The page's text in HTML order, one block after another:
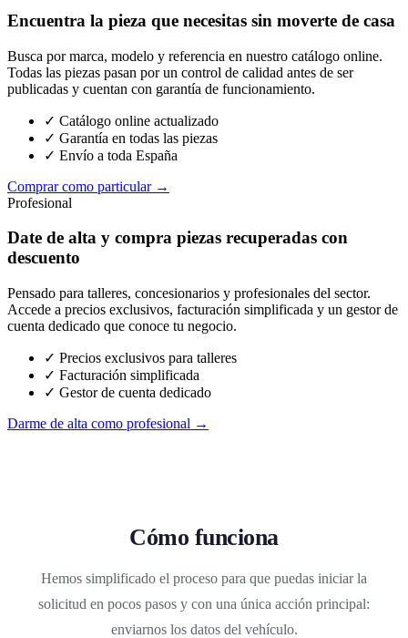
Encuentra la pieza que necesitas sin moverte de casa
Busca por marca, modelo y referencia en nuestro catálogo online.
Todas las piezas pasan por un control de calidad antes de ser
publicadas y cuentan con garantía de funcionamiento.
✓ Catálogo online actualizado
✓ Garantía en todas las piezas
✓ Envío a toda España
Comprar como particular →
Profesional
Date de alta y compra piezas recuperadas con
descuento
Pensado para talleres, concesionarios y profesionales del sector.
Accede a precios exclusivos, facturación simplificada y un gestor de
cuenta dedicado que conoce tu negocio.
✓ Precios exclusivos para talleres
✓ Facturación simplificada
✓ Gestor de cuenta dedicado
Darme de alta como profesional →
Cómo funciona
Hemos simplificado el proceso para que puedas iniciar la
solicitud en pocos pasos y con una única acción principal:
enviarnos los datos del vehículo.